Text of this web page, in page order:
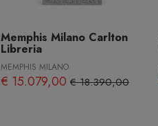
Memphis Milano Carlton
Libreria
MEMPHIS MILANO
€ 15.079,00 € 18.390,00